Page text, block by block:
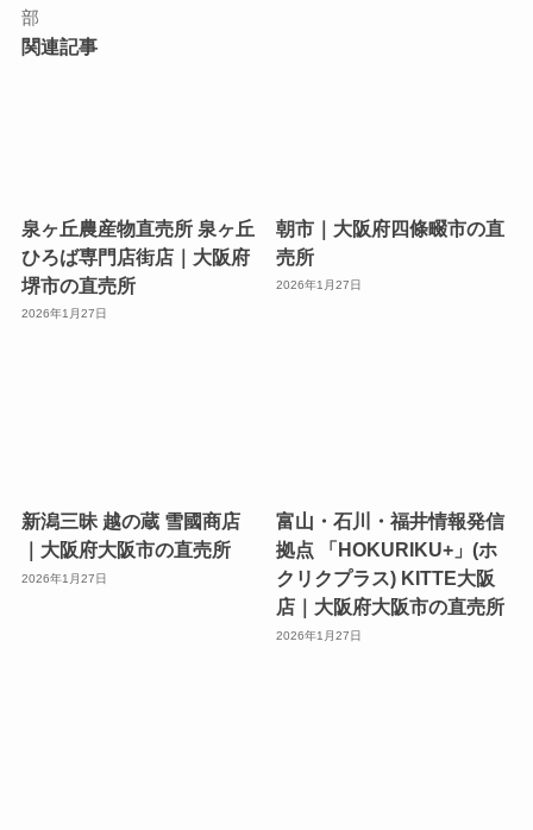
部
関連記事
泉ヶ丘農産物直売所 泉ヶ丘
ひろば専門店街店｜大阪府
堺市の直売所
2026年1月27日
朝市｜大阪府四條畷市の直
売所
2026年1月27日
新潟三昧 越の蔵 雪國商店
｜大阪府大阪市の直売所
2026年1月27日
富山・石川・福井情報発信
拠点 「HOKURIKU+」(ホ
クリクプラス) KITTE大阪
店｜大阪府大阪市の直売所
2026年1月27日